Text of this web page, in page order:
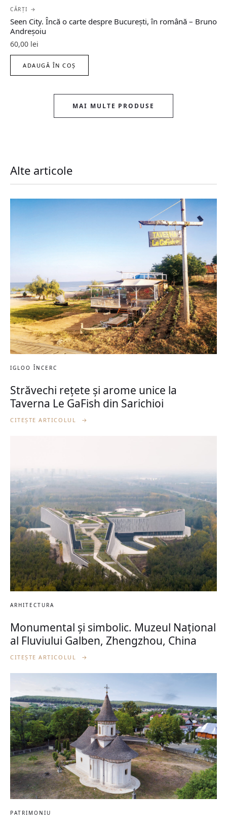
CĂRȚI →
Seen City. Încă o carte despre București, în română – Bruno
Andreșoiu
60,00 lei
ADAUGĂ ÎN COȘ
MAI MULTE PRODUSE
Alte articole
IGLOO ÎNCERC
Străvechi rețete și arome unice la
Taverna Le GaFish din Sarichioi
CITEȘTE ARTICOLUL →
ARHITECTURA
Monumental și simbolic. Muzeul Național
al Fluviului Galben, Zhengzhou, China
CITEȘTE ARTICOLUL →
PATRIMONIU